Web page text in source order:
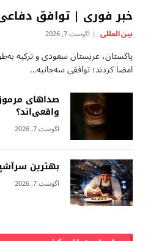
خبر فوری | توافق
بين المللى آگوست 7, 2026
پاکستان، عربستان سعودی و ترکیه
امضا کردند؛ توافقی سه‌جانبه…
صداهای
واقعی‌اند؟
آگوست 7, 2026
بهترین
آگوست 7, 2026